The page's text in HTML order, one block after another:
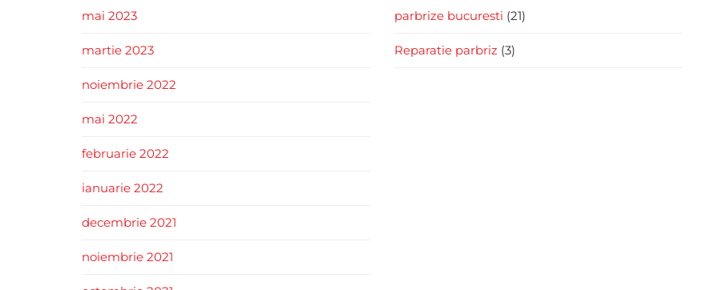
mai 2023
martie 2023
noiembrie 2022
mai 2022
februarie 2022
ianuarie 2022
decembrie 2021
noiembrie 2021
parbrize bucuresti (21)
Reparatie parbriz (3)